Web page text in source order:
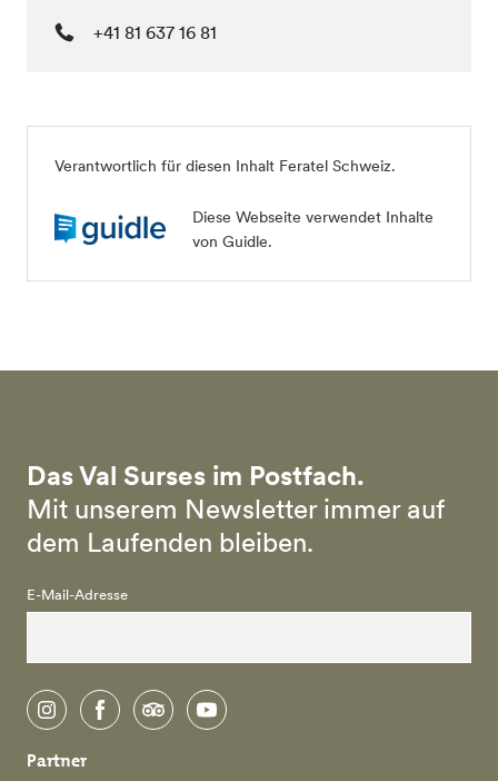
+41 81 637 16 81
Verantwortlich für diesen Inhalt Feratel Schweiz.
Diese Webseite verwendet Inhalte
von Guidle.
Das Val Surses im Postfach.
Mit unserem Newsletter immer auf
dem Laufenden bleiben.
E-Mail-Adresse
instagramfacebooktripadvisoryoutube
Partner